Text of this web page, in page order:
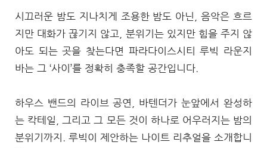
시끄러운 밤도 지나치게 조용한 밤도 아닌, 음악은 흐르
지만 대화가 끊기지 않고, 분위기는 있지만 힘을 주지 않
아도 되는 곳을 찾는다면 파라다이스시티 루빅 라운지
바는 그 ‘사이’를 정확히 충족할 공간입니다.
하우스 밴드의 라이브 공연, 바텐더가 눈앞에서 완성하
는 칵테일, 그리고 그 모든 것이 하나로 어우러지는 밤의
분위기까지. 루빅이 제안하는 나이트 리추얼을 소개합니